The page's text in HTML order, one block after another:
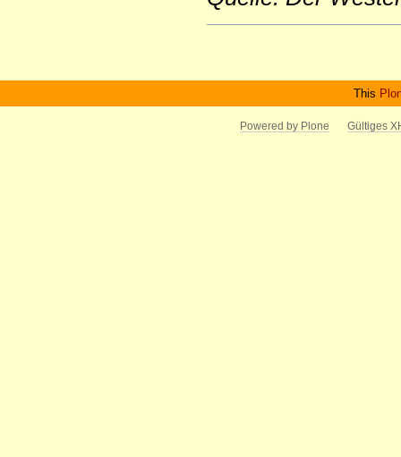
This
Powered by Plone Gültiges